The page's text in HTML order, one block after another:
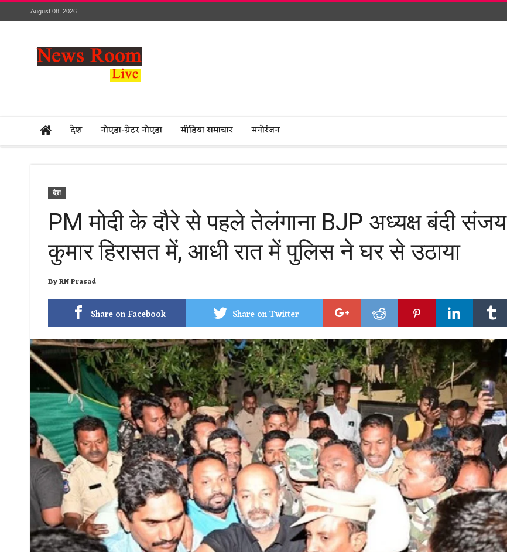
August 08, 2026
देश नोएडा-ग्रेटर नोएडा मीडिया समाचार मनोरंजन
देश
PM मोदी के दौरे से पहले तेलंगाना BJP अध्यक्ष बंदी संजय
कुमार हिरासत में, आधी रात में पुलिस ने घर से उठाया
ByRN Prasad
Share on Facebook Share on Twitter